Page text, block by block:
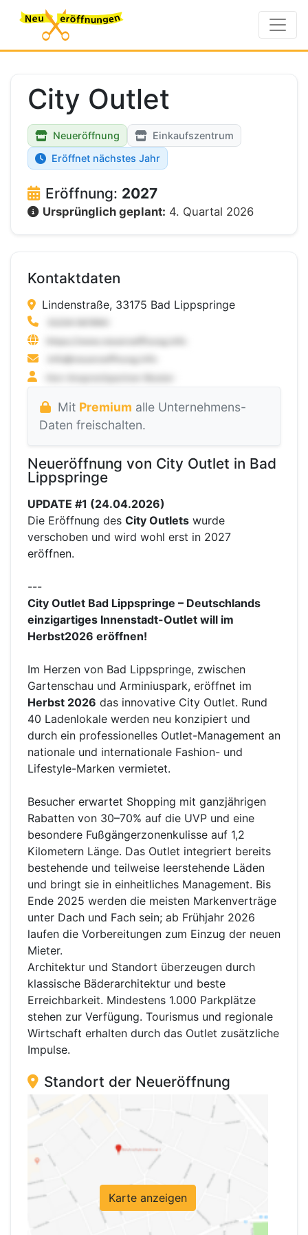
City Outlet
Neueröffnung
Einkaufszentrum
Eröffnet nächstes Jahr
Eröffnung: 2027
Ursprünglich geplant: 4. Quartal 2026
Kontaktdaten
Lindenstraße, 33175 Bad Lippspringe
Mit Premium alle Unternehmens-
Daten freischalten.
Neueröffnung von City Outlet in Bad
Lippspringe
UPDATE #1 (24.04.2026)
Die Eröffnung des City Outlets wurde
verschoben und wird wohl erst in 2027
eröffnen.
---
City Outlet Bad Lippspringe – Deutschlands
einzigartiges Innenstadt-Outlet will im
Herbst2026 eröffnen!
Im Herzen von Bad Lippspringe, zwischen
Gartenschau und Arminiuspark, eröffnet im
Herbst 2026 das innovative City Outlet. Rund
40 Ladenlokale werden neu konzipiert und
durch ein professionelles Outlet-Management an
nationale und internationale Fashion- und
Lifestyle-Marken vermietet.
Besucher erwartet Shopping mit ganzjährigen
Rabatten von 30–70% auf die UVP und eine
besondere Fußgängerzonenkulisse auf 1,2
Kilometern Länge. Das Outlet integriert bereits
bestehende und teilweise leerstehende Läden
und bringt sie in einheitliches Management. Bis
Ende 2025 werden die meisten Markenverträge
unter Dach und Fach sein; ab Frühjahr 2026
laufen die Vorbereitungen zum Einzug der neuen
Mieter.
Architektur und Standort überzeugen durch
klassische Bäderarchitektur und beste
Erreichbarkeit. Mindestens 1.000 Parkplätze
stehen zur Verfügung. Tourismus und regionale
Wirtschaft erhalten durch das Outlet zusätzliche
Impulse.
Standort der Neueröffnung
Karte anzeigen